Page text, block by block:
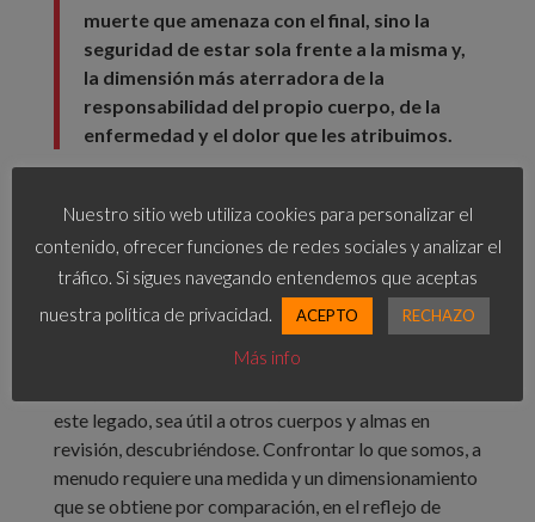
muerte que amenaza con el final, sino la
seguridad de estar sola frente a la misma y,
la dimensión más aterradora de la
responsabilidad del propio cuerpo, de la
enfermedad y el dolor que les atribuimos.
elegías dedicadas a las muertes del padre y del
amigo respectivamente, pero que también abunda
en ilusiones, alegría, deseos, añoranzas, secretos,
recuerdos…vida.
No hubo, como esperaba, un antes y un después.
este legado, sea útil a otros cuerpos y almas en
revisión, descubriéndose. Confrontar lo que somos, a
menudo requiere una medida y un dimensionamiento
que se obtiene por comparación, en el reflejo de
Nuestro sitio web utiliza cookies para personalizar el
contenido, ofrecer funciones de redes sociales y analizar el
tráfico. Si sigues navegando entendemos que aceptas
nuestra política de privacidad.
ACEPTO RECHAZO
Más info